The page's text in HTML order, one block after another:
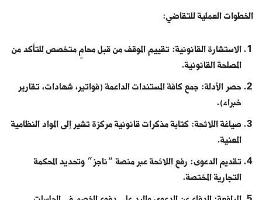
الخطوات العملية للتقاضي:
الاستشارة القانونية: تقييم الموقف من قبل محامٍ متخصص للتأكد من
المصلحة القانونية.
حصر الأدلة: جمع كافة المستندات الداعمة (فواتير، شهادات، تقارير
خبراء).
صياغة اللائحة: كتابة مذكرات قانونية مركزة تشير إلى المواد النظامية
المعنية.
تقديم الدعوى: رفع اللائحة عبر منصة “ناجز” وتحديد المحكمة
التجارية المختصة.